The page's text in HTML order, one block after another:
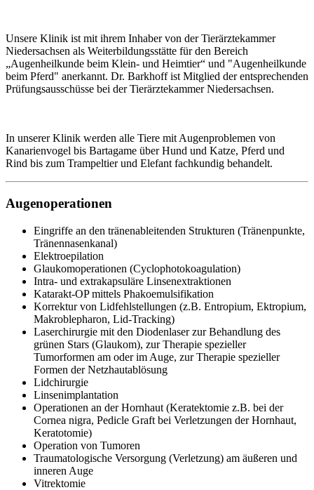
Unsere Klinik ist mit ihrem Inhaber von der Tierärztekammer
Niedersachsen als Weiterbildungsstätte für den Bereich
„Augenheilkunde beim Klein- und Heimtier“ und "Augenheilkunde
beim Pferd" anerkannt. Dr. Barkhoff ist Mitglied der entsprechenden
Prüfungsausschüsse bei der Tierärztekammer Niedersachsen.
In unserer Klinik werden alle Tiere mit Augenproblemen von
Kanarienvogel bis Bartagame über Hund und Katze, Pferd und
Rind bis zum Trampeltier und Elefant fachkundig behandelt.
Augenoperationen
Eingriffe an den tränenableitenden Strukturen (Tränenpunkte,
Tränennasenkanal)
Elektroepilation
Glaukomoperationen (Cyclophotokoagulation)
Intra- und extrakapsuläre Linsenextraktionen
Katarakt-OP mittels Phakoemulsifikation
Korrektur von Lidfehlstellungen (z.B. Entropium, Ektropium,
Makroblepharon, Lid-Tracking)
Laserchirurgie mit den Diodenlaser zur Behandlung des
grünen Stars (Glaukom), zur Therapie spezieller
Tumorformen am oder im Auge, zur Therapie spezieller
Formen der Netzhautablösung
Lidchirurgie
Linsenimplantation
Operationen an der Hornhaut (Keratektomie z.B. bei der
Cornea nigra, Pedicle Graft bei Verletzungen der Hornhaut,
Keratotomie)
Operation von Tumoren
Traumatologische Versorgung (Verletzung) am äußeren und
inneren Auge
Vitrektomie